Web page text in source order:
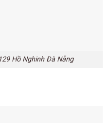
Hồ Nghinh Đà Nẵng